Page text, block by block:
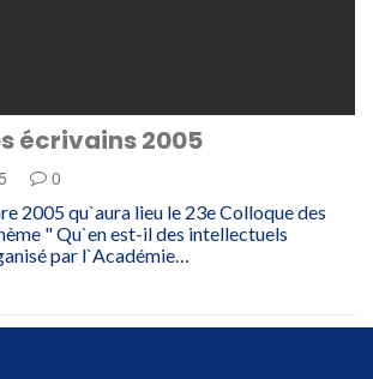
écrivains 2005
0
2005 qu`aura lieu le 23e Colloque des
" Qu`en est-il des intellectuels
par l`Académie…